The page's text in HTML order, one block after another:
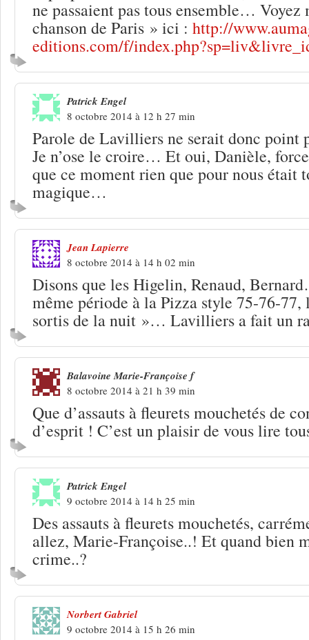
ne passaient pas tous ensemble…
chanson de Paris » ici : http://
editions.com/f/
Patrick Engel
8 octobre 2014 à 12 h 27 min
Parole de Lavilliers ne serait donc point
Je n’ose le croire… Et oui, Danièle, force
que ce moment rien que pour nous était
magique…
Jean Lapierre
8 octobre 2014 à 14 h 02 min
Disons que les Higelin, Renaud,
même période à la Pizza style 75-76-
sortis de la nuit »… Lavilliers a fait un
Balavoine Marie-Françoise f
8 octobre 2014 à 21 h 39 min
Que d’assauts à fleurets mouchetés de
d’esprit ! C’est un plaisir de vous lire
Patrick Engel
9 octobre 2014 à 14 h 25 min
Des assauts à fleurets mouchetés,
allez, Marie-Françoise..! Et quand bien
crime..?
Norbert Gabriel
9 octobre 2014 à 15 h 26 min